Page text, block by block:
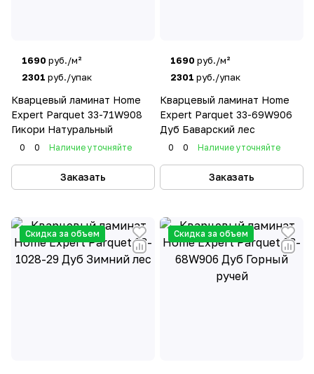
1690 руб./м²
2301 руб./упак
Кварцевый ламинат Home
Expert Parquet 33-71W908
Гикори Натуральный
0 0 Наличие уточняйте
Заказать
1690 руб./м²
2301 руб./упак
Кварцевый ламинат Home
Expert Parquet 33-69W906
Дуб Баварский лес
0 0 Наличие уточняйте
Заказать
Скидка за объем Скидка за объем